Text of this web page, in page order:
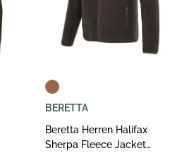
BERETTA
Beretta Herren Halifax
Sherpa Fleece Jacket